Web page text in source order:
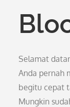
Selamat
Anda pernah
begitu cepat
Mungkin